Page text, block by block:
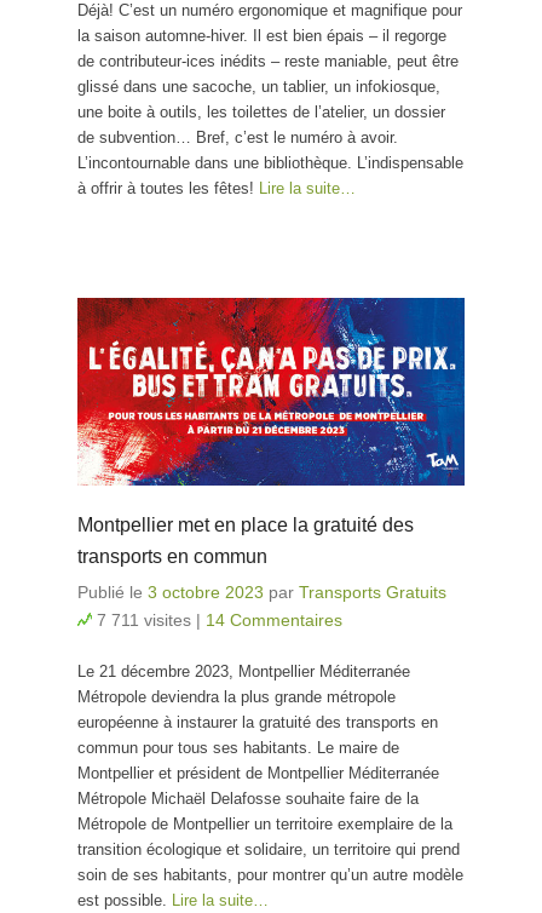
Déjà! C’est un numéro ergonomique et magnifique pour
la saison automne-hiver. Il est bien épais – il regorge
de contributeur-ices inédits – reste maniable, peut être
glissé dans une sacoche, un tablier, un infokiosque,
une boite à outils, les toilettes de l’atelier, un dossier
de subvention… Bref, c’est le numéro à avoir.
L’incontournable dans une bibliothèque. L’indispensable
à offrir à toutes les fêtes! Lire la suite…
Montpellier met en place la gratuité des
transports en commun
Publié le 3 octobre 2023 par Transports Gratuits
7 711 visites | 14 Commentaires
Le 21 décembre 2023, Montpellier Méditerranée
Métropole deviendra la plus grande métropole
européenne à instaurer la gratuité des transports en
commun pour tous ses habitants. Le maire de
Montpellier et président de Montpellier Méditerranée
Métropole Michaël Delafosse souhaite faire de la
Métropole de Montpellier un territoire exemplaire de la
transition écologique et solidaire, un territoire qui prend
soin de ses habitants, pour montrer qu’un autre modèle
est possible.
Lire la suite…